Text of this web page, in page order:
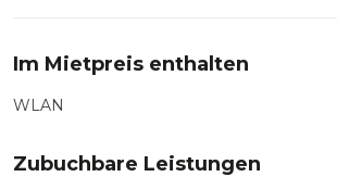
Im Mietpreis enthalten
WLAN
Zubuchbare Leistungen